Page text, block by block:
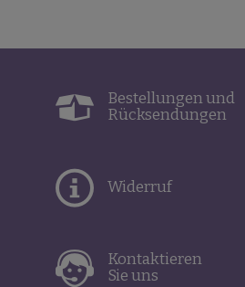
Bestellungen und
Rücksendungen
Widerruf
Kontaktieren
Sie uns